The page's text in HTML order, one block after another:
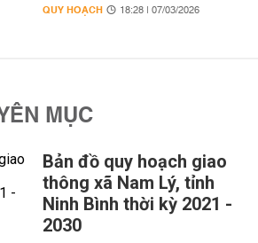
QUY HOẠCH 18:28 | 07/03/2026
MỤC
Bản đồ quy hoạch giao
thông xã Nam Lý, tỉnh
Ninh Bình thời kỳ 2021 -
2030